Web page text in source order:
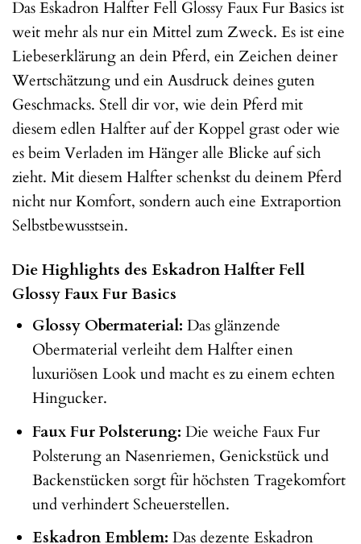
Das Eskadron Halfter Fell Glossy Faux Fur Basics ist
weit mehr als nur ein Mittel zum Zweck. Es ist eine
Liebeserklärung an dein Pferd, ein Zeichen deiner
Wertschätzung und ein Ausdruck deines guten
Geschmacks. Stell dir vor, wie dein Pferd mit
diesem edlen Halfter auf der Koppel grast oder wie
es beim Verladen im Hänger alle Blicke auf sich
zieht. Mit diesem Halfter schenkst du deinem Pferd
nicht nur Komfort, sondern auch eine Extraportion
Selbstbewusstsein.
Die Highlights des Eskadron Halfter Fell
Glossy Faux Fur Basics
Glossy Obermaterial: Das glänzende
Obermaterial verleiht dem Halfter einen
luxuriösen Look und macht es zu einem echten
Hingucker.
Faux Fur Polsterung: Die weiche Faux Fur
Polsterung an Nasenriemen, Genickstück und
Backenstücken sorgt für höchsten Tragekomfort
und verhindert Scheuerstellen.
Eskadron Emblem: Das dezente Eskadron